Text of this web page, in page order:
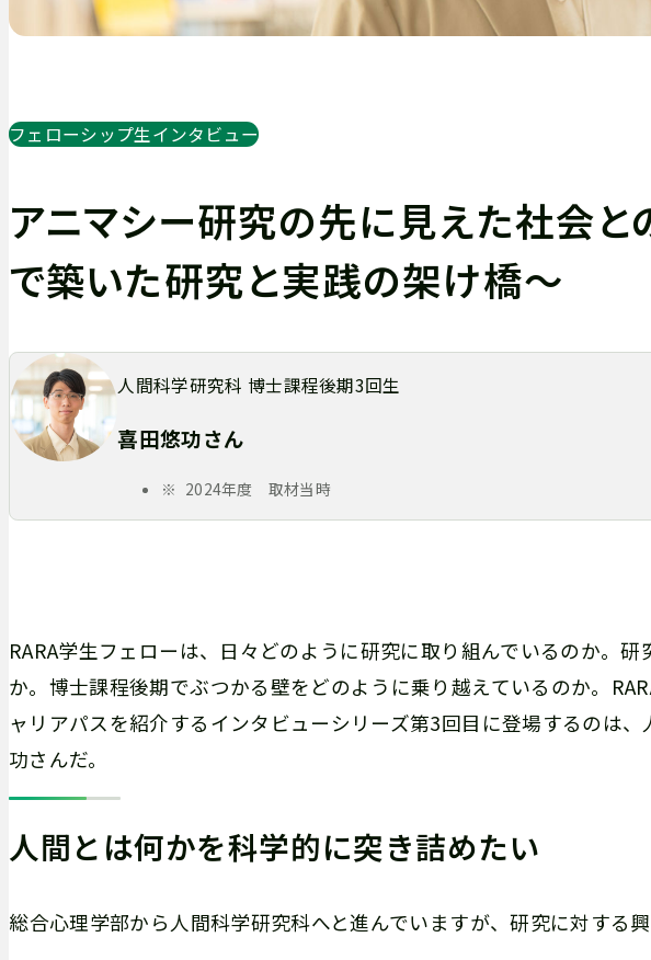
フェローシップ生インタビュー
アニマシー研究の先に見えた社会
で築いた研究と実践の架け橋～
人間科学研究科 博士課程後期3回生
喜田悠功さん
2024年度 取材当時
RARA学生フェローは、日々どのように研究に取り組んでいるのか。
か。博士課程後期でぶつかる壁をどのように乗り越えているのか。
ャリアパスを紹介するインタビューシリーズ第3回目に登場するのは
功さんだ。
人間とは何かを科学的に突き詰めたい
――総合心理学部から人間科学研究科へと進んでいますが、研究に対する